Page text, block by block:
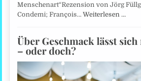
Menschenart“Rezension von Jörg
Condemi; François…Weiterlesen …
Über Geschmack lässt
– oder doch?